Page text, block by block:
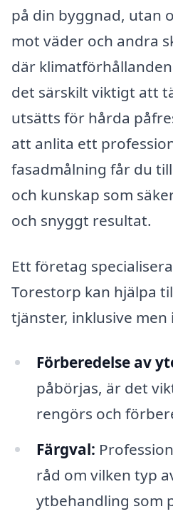
på din byggnad, utan
mot väder och andra
där
det särskilt viktigt att
utsätts för hårda
att anlita ett
fasadmålning får du
och kunskap som
och snyggt resultat.
Ett företag
Torestorp kan hjälpa
tjänster, inklusive
Förberedelse av
påbörjas, är det
rengörs och
Färgval:
råd om vilken typ
ytbehandling som